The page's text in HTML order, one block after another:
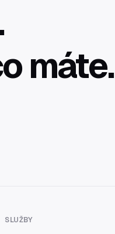
máte.
SLUŽBY